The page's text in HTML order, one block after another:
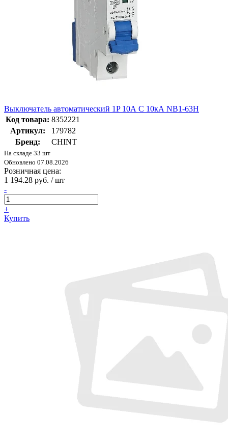
Выключатель автоматический 1P 10А C 10кА NB1-63H
Код товара: 8352221
Артикул:
179782
Бренд:
CHINT
На складе 33 шт
Обновлено 07.08.2026
Розничная цена:
1 194.28 руб. / шт
-
+
Купить